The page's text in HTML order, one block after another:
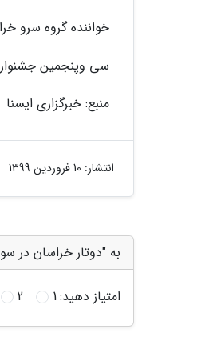
خواننده گروه سرو
سی وپنجمین جشنواره موسیقی فجر
منبع: خبرگزاری ایسنا
انتشار: 10 فروردین 1399
به "دوتار خراسان در
امتیاز دهید:1
2